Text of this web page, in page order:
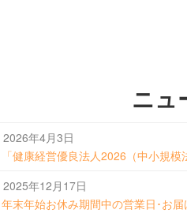
ニュ
2026年4月3日
「健康経営優良法人2026（中小規
2025年12月17日
年末年始お休み期間中の営業日･お届